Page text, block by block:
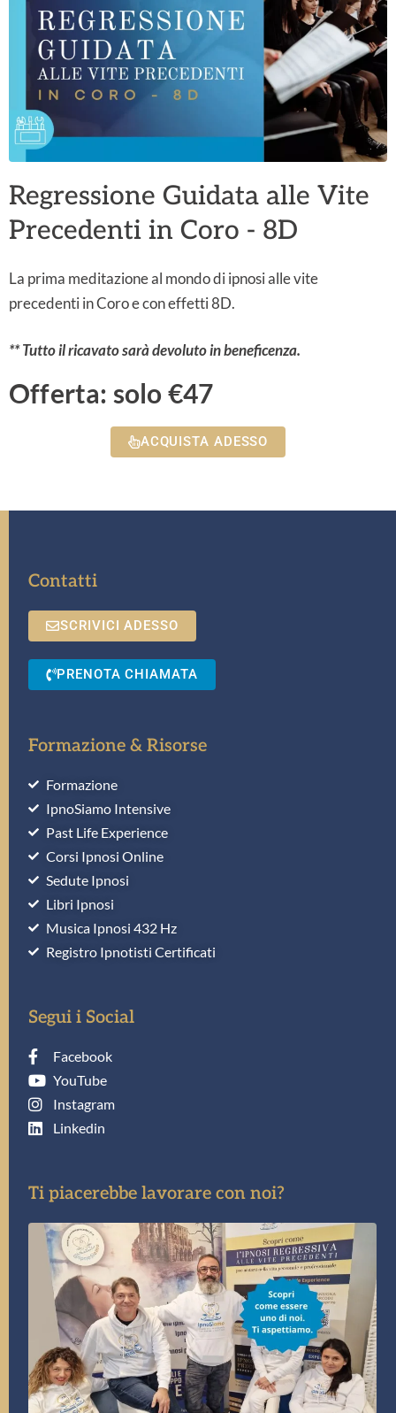
Regressione Guidata alle Vite
Precedenti in Coro - 8D
La prima meditazione al mondo di ipnosi alle vite
precedenti in Coro e con effetti 8D.
** Tutto il ricavato sarà devoluto in beneficenza.
Offerta: solo €47
ACQUISTA ADESSO
Contatti
SCRIVICI ADESSO
PRENOTA CHIAMATA
Formazione & Risorse
Formazione
IpnoSiamo Intensive
Past Life Experience
Corsi Ipnosi Online
Sedute Ipnosi
Libri Ipnosi
Musica Ipnosi 432 Hz
Registro Ipnotisti Certificati
Segui i Social
Facebook
YouTube
Instagram
Linkedin
Ti piacerebbe lavorare con noi?